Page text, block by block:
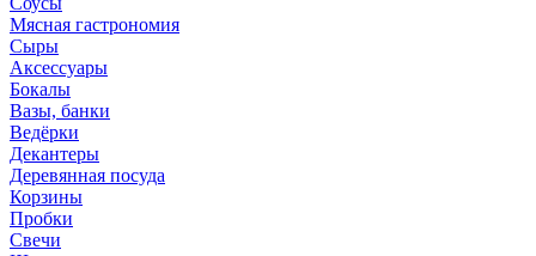
Мясная гастрономия
Сыры
Аксессуары
Бокалы
Вазы, банки
Ведёрки
Декантеры
Деревянная посуда
Корзины
Пробки
Свечи